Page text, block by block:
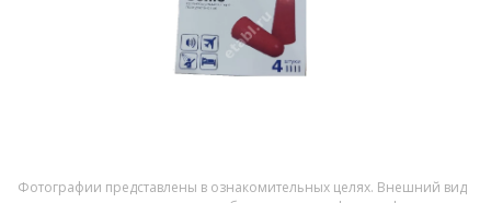
Фотографии представлены в ознакомительных целях. Внешний вид